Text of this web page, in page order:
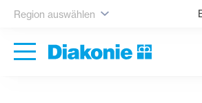
Region auswählen